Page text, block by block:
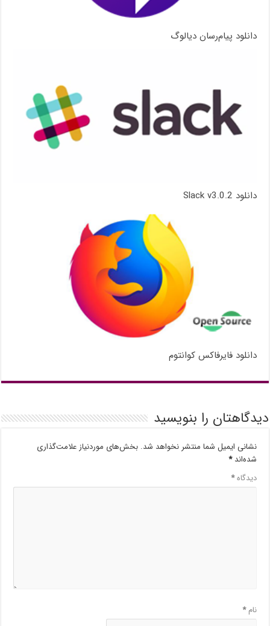
دانلود پیام‌رسان دیالوگ
دانلود Slack v3.0.2
دانلود فایرفاکس کوانتوم
دیدگاهتان را بنویسید
نشانی ایمیل شما منتشر نخواهد شد. بخش‌های موردنیاز علامت‌گذاری
شده‌اند*
دیدگاه*
نام*